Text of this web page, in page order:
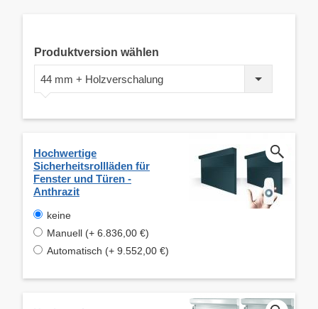
Produktversion wählen
44 mm + Holzverschalung
Hochwertige
Sicherheitsrollläden für
Fenster und Türen -
Anthrazit
keine
Manuell (+ 6.836,00 €)
Automatisch (+ 9.552,00 €)